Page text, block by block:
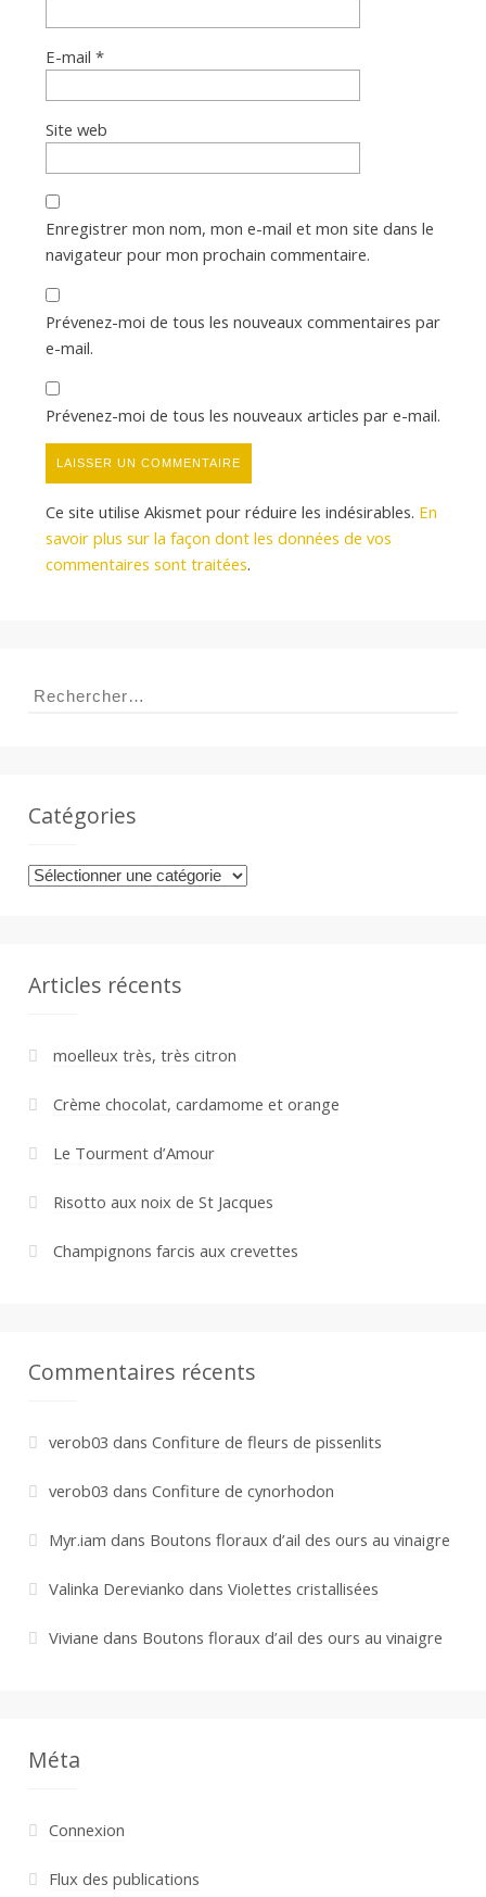
E-mail *
Site web
Enregistrer mon nom, mon e-mail et mon site dans le
navigateur pour mon prochain commentaire.
Prévenez-moi de tous les nouveaux commentaires par
e-mail.
Prévenez-moi de tous les nouveaux articles par e-mail.
Ce site utilise Akismet pour réduire les indésirables. En
savoir plus sur la façon dont les données de vos
commentaires sont traitées.
Rechercher :
Catégories
Catégories
Articles récents
moelleux très, très citron
Crème chocolat, cardamome et orange
Le Tourment d’Amour
Risotto aux noix de St Jacques
Champignons farcis aux crevettes
Commentaires récents
verob03 dans Confiture de fleurs de pissenlits
verob03 dans Confiture de cynorhodon
Myr.iam dans Boutons floraux d’ail des ours au vinaigre
Valinka Derevianko dans Violettes cristallisées
Viviane dans Boutons floraux d’ail des ours au vinaigre
Méta
Connexion
Flux des publications